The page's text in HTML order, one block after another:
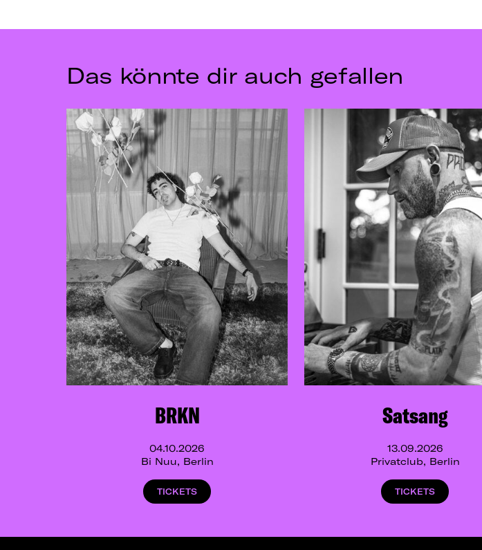
Das könnte dir auch gefallen
BRKN
04.10.2026
Bi Nuu, Berlin
TICKETS
Satsang
13.09.2026
Privatclub, Berlin
TICKETS